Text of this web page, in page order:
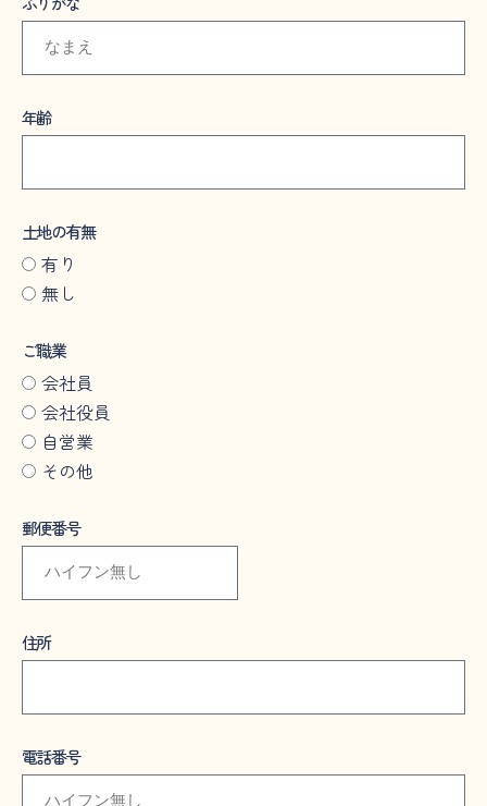
年齢
土地の有無
有り
無し
ご職業
会社員
会社役員
自営業
その他
郵便番号
住所
電話番号